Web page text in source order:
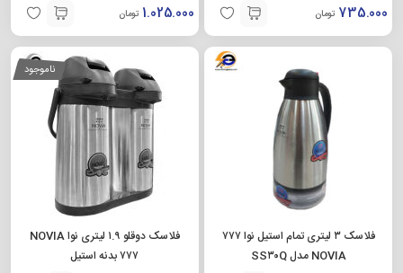
735.000 تومان 1.025.000 تومان
فلاسک ۳ لیتری تمام استیل نوا ۷۷۷
NOVIA مدل SS۳۰Q
ناموجود
فلاسک دوقلو ۱.۹ لیتری نوا NOVIA
۷۷۷ بدنه استیل